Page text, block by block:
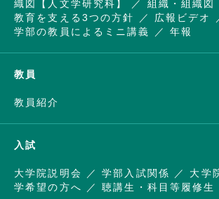
織図【人文学研究科】
組織・組織図
教育を支える3つの方針
広報ビデオ
学部の教員によるミニ講義
年報
教員
教員紹介
入試
大学院説明会 学部入試関係 大学
学希望の方へ
聴講生・科目等履修生